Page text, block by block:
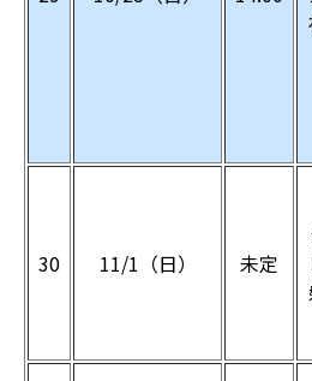
30 11/1（日） 未定